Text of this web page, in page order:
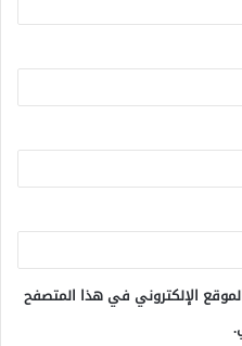
الإلكتروني في هذا المتصفح